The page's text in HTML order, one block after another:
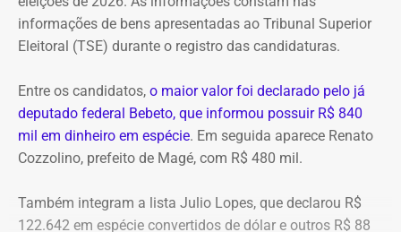
algo que nunca foi feito, de acordo com a investigação.
*Com informações do blog do Octávio Guedes, do portal
informações de bens apresentadas ao Tribunal Superior
Eleitoral (TSE) durante o registro das candidaturas.
Entre os candidatos, o maior valor foi declarado pelo já
deputado federal Bebeto, que informou possuir R$ 840
mil em dinheiro em espécie. Em seguida aparece Renato
Cozzolino, prefeito de Magé, com R$ 480 mil.
Também integram a lista Julio Lopes, que declarou R$
122.642 em espécie convertidos de dólar e outros R$ 88